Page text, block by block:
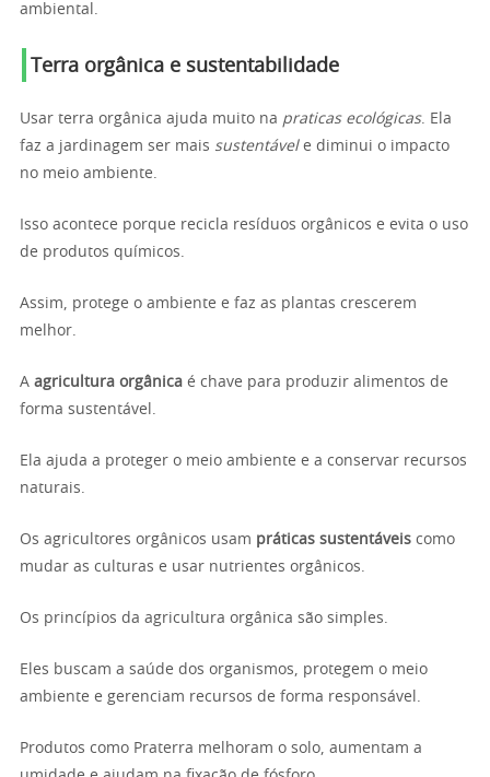
ambiental.
Terra orgânica e sustentabilidade
Usar terra orgânica ajuda muito na praticas ecológicas. Ela
faz a jardinagem ser mais sustentávele diminui o impacto
no meio ambiente.
Isso acontece porque recicla resíduos orgânicos e evita o uso
de produtos químicos.
Assim, protege o ambiente e faz as plantas crescerem
melhor.
A agricultura orgânica é chave para produzir alimentos de
forma sustentável.
Ela ajuda a proteger o meio ambiente e a conservar recursos
naturais.
Os agricultores orgânicos usam práticas sustentáveis como
mudar as culturas e usar nutrientes orgânicos.
Os princípios da agricultura orgânica são simples.
Eles buscam a saúde dos organismos, protegem o meio
ambiente e gerenciam recursos de forma responsável.
Produtos como Praterra melhoram o solo, aumentam a